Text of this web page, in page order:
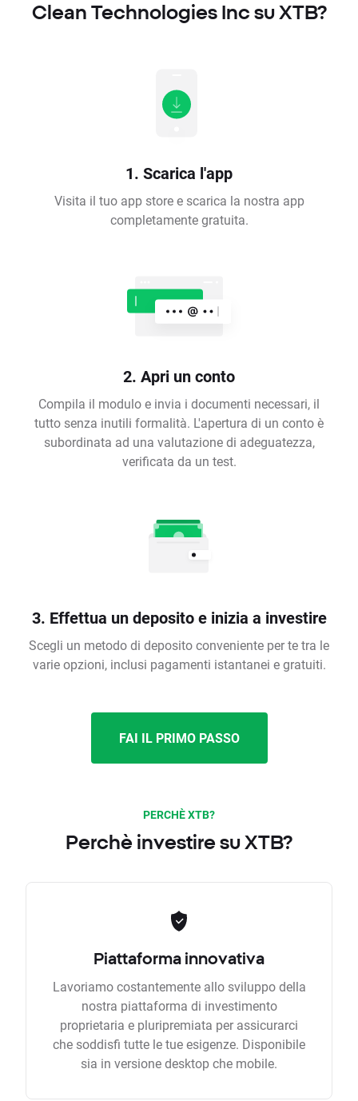
Clean Technologies Inc su XTB?
1. Scarica l'app
Visita il tuo app store e scarica la nostra app
completamente gratuita.
2. Apri un conto
Compila il modulo e invia i documenti necessari, il
tutto senza inutili formalità. L'apertura di un conto è
subordinata ad una valutazione di adeguatezza,
verificata da un test.
3. Effettua un deposito e inizia a investire
Scegli un metodo di deposito conveniente per te tra le
varie opzioni, inclusi pagamenti istantanei e gratuiti.
FAI IL PRIMO PASSO
PERCHÈ XTB?
Perchè investire su XTB?
Piattaforma innovativa
Lavoriamo costantemente allo sviluppo della
nostra piattaforma di investimento
proprietaria e pluripremiata per assicurarci
che soddisfi tutte le tue esigenze. Disponibile
sia in versione desktop che mobile.